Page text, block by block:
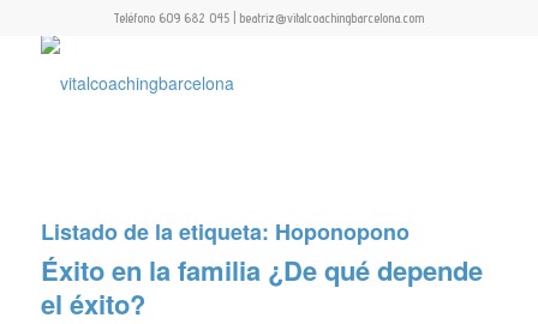
Teléfono 609 682 045 | beatriz@vitalcoachingbarcelona.com
Listado de la etiqueta: Hoponopono
Éxito en la familia ¿De qué depende
el éxito?